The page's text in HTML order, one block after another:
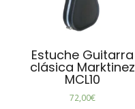
Estuche Guitarra
clásica Marktinez
MCL10
72,00€